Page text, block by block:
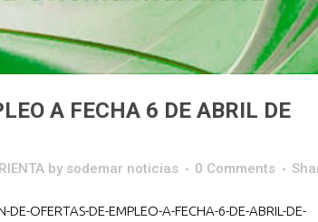
A FECHA 6 DE ABRIL DE
by sodemar noticias 0 Comments
DE-EMPLEO-A-FECHA-6-DE-ABRIL-DE-